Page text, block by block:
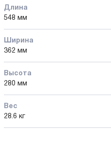
Длина
548 мм
Ширина
362 мм
Высота
280 мм
Вес
28.6 кг